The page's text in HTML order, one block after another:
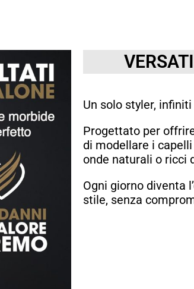
Un solo styler, infiniti
Progettato per
di modellare i
onde naturali o ricci
Ogni giorno diventa
stile, senza